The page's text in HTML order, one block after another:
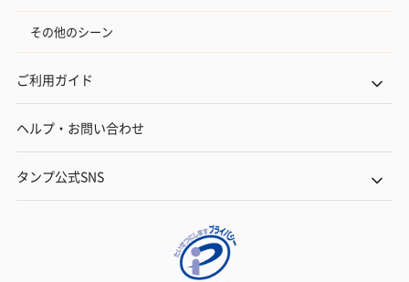
その他のシーン
ご利用ガイド
ヘルプ・お問い合わせ
タンプ公式SNS